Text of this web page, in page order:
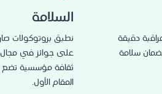
دقيقة
سلامة
السلامة
نطبق بروتوكولات
على جوائز في مجال
ثقافة مؤسسية تضع
المقام الأول.